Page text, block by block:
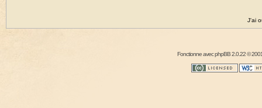
J'ai
Fonctionne avecphpBB2.0.22 ©